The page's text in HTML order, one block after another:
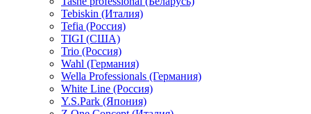
Tebiskin (Италия)
Tefia (Россия)
TIGI (США)
Trio (Россия)
Wahl (Германия)
Wella Professionals (Германия)
White Line (Россия)
Y.S.Park (Япония)